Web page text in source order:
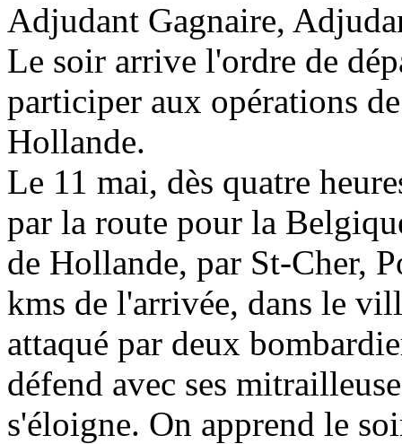
Adjudant Gagnaire,
Le soir arrive l'ordre de
participer aux opérations
Hollande.
Le 11 mai, dès quatre
par la route pour la
de Hollande, par St-Cher,
kms de l'arrivée, dans le
attaqué par deux
défend avec ses
s'éloigne. On apprend le